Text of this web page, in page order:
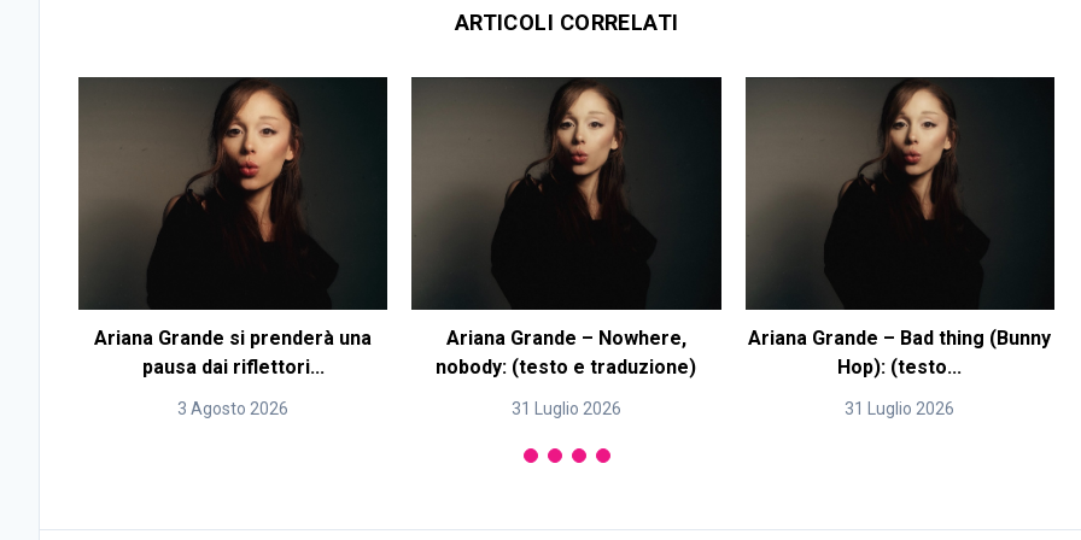
ARTICOLI CORRELATI
Ariana Grande si prenderà una
pausa dai riflettori...
3 Agosto 2026
Ariana Grande – Nowhere,
nobody: (testo e traduzione)
31 Luglio 2026
Ariana Grande – Bad thing (Bunny
Hop): (testo...
31 Luglio 2026